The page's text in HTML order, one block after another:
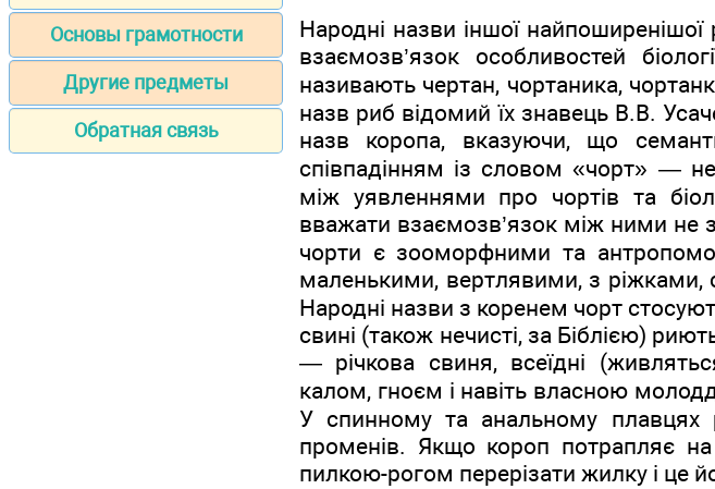
Основы грамотности
Другие предметы
Обратная связь
Народні назви іншої
взаємозв’язок особливостей
називають чертан, чортаника,
назв риб відомий їх знавець В.В.
назв коропа, вказуючи, що
співпадінням із словом «чорт» —
між уявленнями про чортів та
вважати взаємозв’язок між ними не
чорти є зооморфними та
маленькими, вертлявими, з ріжками,
Народні назви з коренем чорт
свині (також нечисті, за Біблією)
— річкова свиня, всеїдні
калом, гноєм і навіть власною
У спинному та анальному
променів. Якщо короп потрапляє
пилкою-рогом перерізати жилку і це